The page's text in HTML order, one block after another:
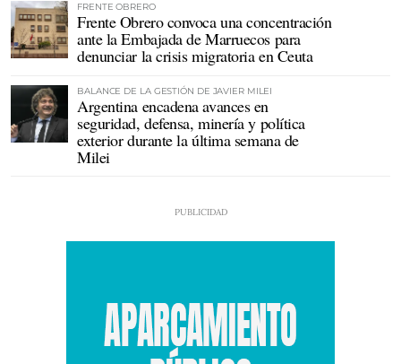
FRENTE OBRERO
Frente Obrero convoca una concentración
ante la Embajada de Marruecos para
denunciar la crisis migratoria en Ceuta
BALANCE DE LA GESTIÓN DE JAVIER MILEI
Argentina encadena avances en
seguridad, defensa, minería y política
exterior durante la última semana de
Milei